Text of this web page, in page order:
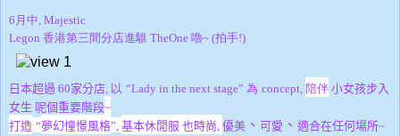
6月中, Majestic
Legon 香港第三間分店進騅 TheOne 嚕~ (拍手!)
日本超過 60家分店, 以 “Lady in the next stage” 為 concept, 陪伴 小女孩步入
女生 呢個重要階段~
打造 “夢幻憧憬風格”, 基本休閒服 也時尚, 優美 、 可愛 、 適合在任何場所~